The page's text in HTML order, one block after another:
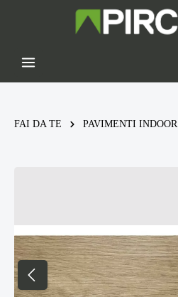
FAI DA TE PAVIMENTI INDOOR